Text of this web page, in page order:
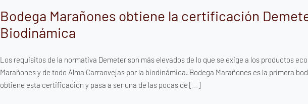
Bodega Marañones obtiene la certificación
Biodinámica
Los requisitos de la normativa Demeter son más elevados de lo que se exige a los productos
Marañones y de todo Alma Carraovejas por la biodinámica. Bodega Marañones es la primera
obtiene esta certificación y pasa a ser una de las pocas de [...]